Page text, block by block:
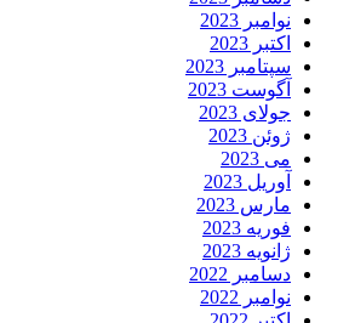
نوامبر 2023
اکتبر 2023
سپتامبر 2023
آگوست 2023
جولای 2023
ژوئن 2023
می 2023
آوریل 2023
مارس 2023
فوریه 2023
ژانویه 2023
دسامبر 2022
نوامبر 2022